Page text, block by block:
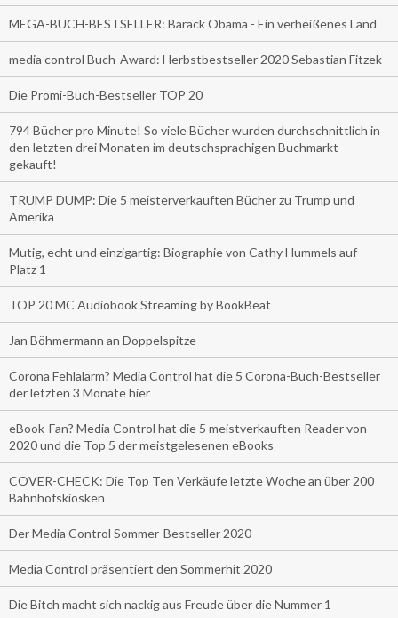
MEGA-BUCH-BESTSELLER: Barack Obama - Ein verheißenes Land
media control Buch-Award: Herbstbestseller 2020 Sebastian Fitzek
Die Promi-Buch-Bestseller TOP 20
794 Bücher pro Minute! So viele Bücher wurden durchschnittlich in
den letzten drei Monaten im deutschsprachigen Buchmarkt
gekauft!
TRUMP DUMP: Die 5 meisterverkauften Bücher zu Trump und
Amerika
Mutig, echt und einzigartig: Biographie von Cathy Hummels auf
Platz 1
TOP 20 MC Audiobook Streaming by BookBeat
Jan Böhmermann an Doppelspitze
Corona Fehlalarm? Media Control hat die 5 Corona-Buch-Bestseller
der letzten 3 Monate hier
eBook-Fan? Media Control hat die 5 meistverkauften Reader von
2020 und die Top 5 der meistgelesenen eBooks
COVER-CHECK: Die Top Ten Verkäufe letzte Woche an über 200
Bahnhofskiosken
Der Media Control Sommer-Bestseller 2020
Media Control präsentiert den Sommerhit 2020
Die Bitch macht sich nackig aus Freude über die Nummer 1